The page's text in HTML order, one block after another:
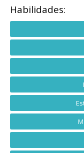
Habilidades: